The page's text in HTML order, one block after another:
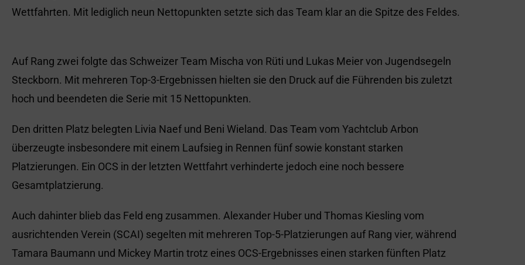
Wettfahrten. Mit lediglich neun Nettopunkten setzte sich das Team klar an die Spitze des Feldes.
Auf Rang zwei folgte das Schweizer Team Mischa von Rüti und Lukas Meier von Jugendsegeln
Steckborn. Mit mehreren Top-3-Ergebnissen hielten sie den Druck auf die Führenden bis zuletzt
hoch und beendeten die Serie mit 15 Nettopunkten.
Den dritten Platz belegten Livia Naef und Beni Wieland. Das Team vom Yachtclub Arbon
überzeugte insbesondere mit einem Laufsieg in Rennen fünf sowie konstant starken
Platzierungen. Ein OCS in der letzten Wettfahrt verhinderte jedoch eine noch bessere
Gesamtplatzierung.
Auch dahinter blieb das Feld eng zusammen. Alexander Huber und Thomas Kiesling vom
ausrichtenden Verein (SCAI) segelten mit mehreren Top-5-Platzierungen auf Rang vier, während
Tamara Baumann und Mickey Martin trotz eines OCS-Ergebnisses einen starken fünften Platz